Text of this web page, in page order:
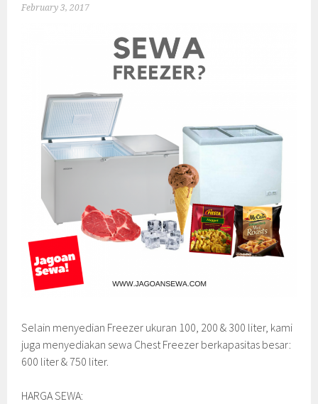
February 3, 2017
Selain menyedian Freezer ukuran 100, 200 & 300 liter, kami
juga menyediakan sewa Chest Freezer berkapasitas besar:
600 liter & 750 liter.
HARGA SEWA: